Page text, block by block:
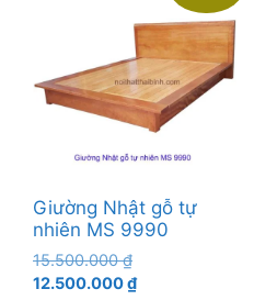
Giường Nhật gỗ tự
nhiên MS 9990
15.500.000₫Giá
gốc
12.500.000₫Giá